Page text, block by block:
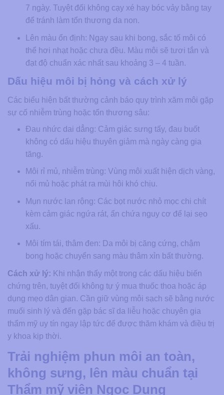
7 ngày. Tuyệt đối không cạy xé hay bóc vảy bằng tay
để tránh làm tổn thương da non.
Lên màu ổn định: Ngay sau khi bong, sắc tố môi có
thể hơi nhạt hoặc chưa đều. Màu môi sẽ tươi tắn và
đạt độ chuẩn xác nhất sau khoảng 3 – 4 tuần.
Dấu hiệu môi bị hỏng và cách xử lý
Các biểu hiện bất thường cảnh báo quy trình xăm môi gặp
sự cố nhiễm trùng hoặc tổn thương sâu:
Đau nhức dai dẳng: Cảm giác sưng tấy, đau buốt
không có dấu hiệu thuyên giảm mà ngày càng gia
tăng.
Môi rỉ mủ, nhiễm trùng: Vùng môi xuất hiện dịch vàng,
nổi mủ hoặc phát ra mùi hôi khó chịu.
Mụn nước lan rộng: Các bọt nước nhỏ mọc chi chít
kèm cảm giác ngứa rát, ẩn chứa nguy cơ để lại sẹo
xấu.
Môi tím tái, thâm đen: Da môi bị căng cứng, chậm
bong hoặc chuyển sang màu thâm xỉn bất thường.
Cách xử lý: Khi nhận thấy một trong các dấu hiệu biến
chứng trên, tuyệt đối không tự ý mua thuốc thoa hoặc áp
dụng mẹo dân gian. Cần giữ vùng môi sạch sẽ bằng nước
muối sinh lý và đến gặp bác sĩ da liễu hoặc chuyên gia
thẩm mỹ uy tín ngay lập tức để được thăm khám và điều trị
y khoa kịp thời.
Trải nghiệm phun môi an toàn,
không sưng, lên màu chuẩn tại
Thẩm mỹ viện Ngọc Dung